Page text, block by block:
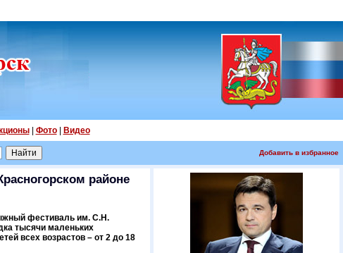
| Фото| Видео
Добавить в избранное
районе
фестиваль им. С.Н.
тысячи маленьких
всех возрастов – от 2 до 18